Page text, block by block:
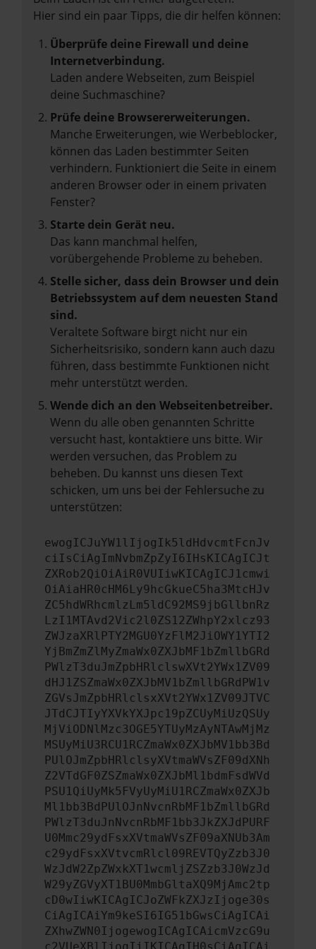
Hier sind ein paar Tipps, die dir helfen können:
Überprüfe deine Firewall und deine
Internetverbindung.
Laden andere Webseiten, zum Beispiel
deine Suchmaschine?
Prüfe deine Browsererweiterungen.
Manche Erweiterungen, wie Werbeblocker,
können das Laden bestimmter Seiten
verhindern. Funktioniert die Seite in einem
anderen Browser oder in einem privaten
Fenster?
Starte dein Gerät neu.
Das kann manchmal helfen,
vorübergehende Probleme zu beheben.
Stelle sicher, dass dein Browser und dein
Betriebssystem auf dem neuesten Stand
sind.
Veraltete Software birgt nicht nur ein
Sicherheitsrisiko, sondern kann auch dazu
führen, dass bestimmte Funktionen nicht
mehr unterstützt werden.
Wende dich an den Webseitenbetreiber.
Wenn du alle oben genannten Schritte
versucht hast, kontaktiere uns bitte. Wir
werden versuchen, das Problem zu
beheben. Du kannst uns diesen Text
schicken, um uns bei der Fehlersuche zu
unterstützen:
ewogICJuYW1lIjogIk5ldHdvcmtFcnJv
ciIsCiAgImNvbmZpZyI6IHsKICAgICJt
ZXRob2QiOiAiR0VUIiwKICAgICJ1cmwi
OiAiaHR0cHM6Ly9hcGkueC5ha3MtcHJv
ZC5hdWRhcmlzLm5ldC92MS9jbGllbnRz
LzI1MTAvd2Vic2l0ZS12ZWhpY2xlcz93
ZWJzaXRlPTY2MGU0YzFlM2JiOWY1YTI2
YjBmZmZlMyZmaWx0ZXJbMF1bZmllbGRd
PWlzT3duJmZpbHRlclswXVt2YWx1ZV09
dHJ1ZSZmaWx0ZXJbMV1bZmllbGRdPW1v
ZGVsJmZpbHRlclsxXVt2YWx1ZV09JTVC
JTdCJTIyYXVkYXJpc19pZCUyMiUzQSUy
MjViODNlMzc3OGE5YTUyMzAyNTAwMjMz
MSUyMiU3RCU1RCZmaWx0ZXJbMV1bb3Bd
PUlOJmZpbHRlclsyXVtmaWVsZF09dXNh
Z2VTdGF0ZSZmaWx0ZXJbMl1bdmFsdWVd
PSU1QiUyMk5FVyUyMiU1RCZmaWx0ZXJb
Ml1bb3BdPUlOJnNvcnRbMF1bZmllbGRd
PWlzT3duJnNvcnRbMF1bb3JkZXJdPURF
U0Mmc29ydFsxXVtmaWVsZF09aXNUb3Am
c29ydFsxXVtvcmRlcl09REVTQyZzb3J0
WzJdW2ZpZWxkXT1wcmljZSZzb3J0WzJd
W29yZGVyXT1BU0MmbGltaXQ9MjAmc2tp
cD0wIiwKICAgICJoZWFkZXJzIjoge30s
CiAgICAiYm9keSI6IG51bGwsCiAgICAi
ZXhwZWN0IjogewogICAgICAicmVzcG9u